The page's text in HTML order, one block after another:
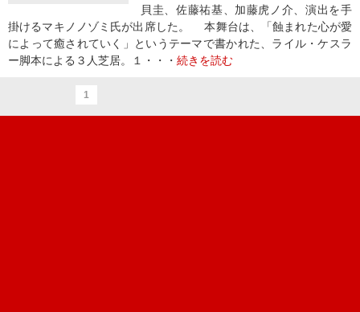
貝圭、佐藤祐基、加藤虎ノ介、演出を手
掛けるマキノノゾミ氏が出席した。 本舞台は、「蝕まれた心が愛
によって癒されていく」というテーマで書かれた、ライル・ケスラ
ー脚本による３人芝居。１・・・ 続きを読む
1